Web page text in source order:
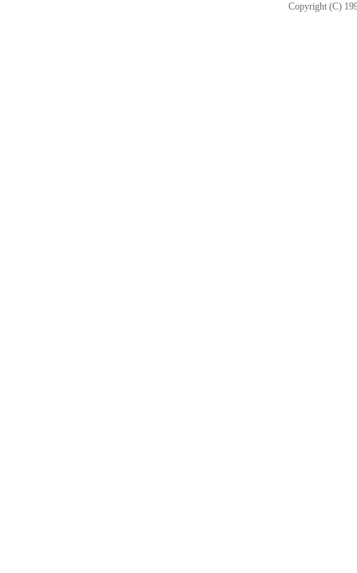
Copyright (C)